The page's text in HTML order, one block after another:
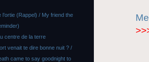
l’ortie (Rappel) / My friend the
centre de la terre
venait te dire bonne nuit ? /
came to say goodnight to